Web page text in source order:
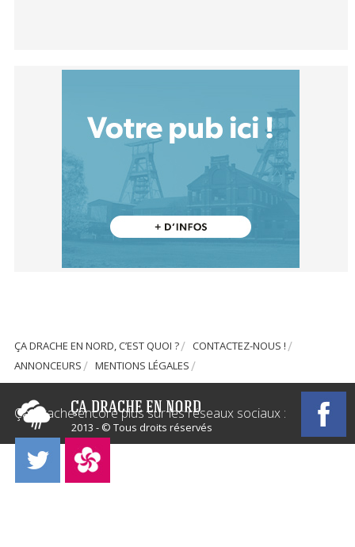
ÇA DRACHE EN NORD, C’EST QUOI ?
CONTACTEZ-NOUS !
ANNONCEURS
MENTIONS LÉGALES
2013 - © Tous droits réservés
Ça Drache encore plus sur les réseaux sociaux :